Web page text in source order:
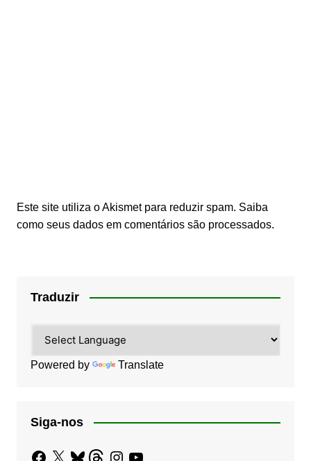
Este site utiliza o Akismet para reduzir spam. Saiba
como seus dados em comentários são processados.
Traduzir
Powered by Translate
Siga-nos
Facebook
X BlueskyThreadsInstagram
YouTube